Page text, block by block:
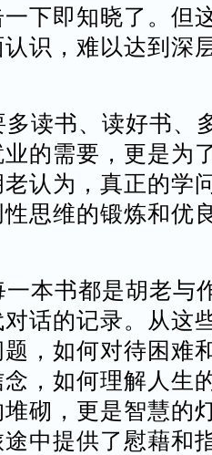
下即知晓了。但
识，难以达到深
读书、读好书、
的需要，更是为
认为，真正的学
思维的锻炼和优
本书都是胡老与
话的记录。从这
，如何对待困难
，如何理解人生
砌，更是智慧的
中提供了慰藉和